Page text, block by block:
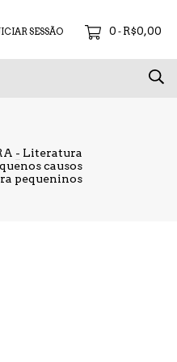
SESSÃO 0 - R$0,00
- Literatura
causos
pequeninos